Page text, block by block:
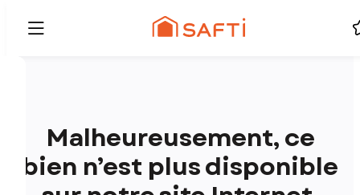
Malheureusement, ce
bien n’est plus disponible